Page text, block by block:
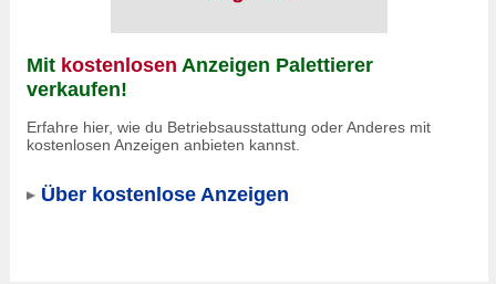
Mit kostenlosen Anzeigen Palettierer
verkaufen!
Erfahre hier, wie du Betriebsausstattung oder Anderes mit
kostenlosen Anzeigen anbieten kannst.
Über kostenlose Anzeigen